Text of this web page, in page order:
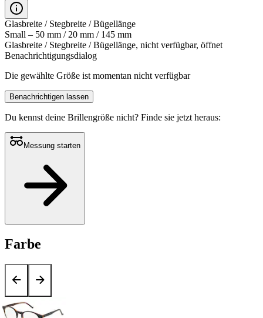
Glasbreite / Stegbreite / Bügellänge
Small – 50 mm / 20 mm / 145 mm
Glasbreite / Stegbreite / Bügellänge, nicht verfügbar, öffnet
Benachrichtigungsdialog
Die gewählte Größe ist momentan nicht verfügbar
Benachrichtigen lassen
Du kennst deine Brillengröße nicht? Finde sie jetzt heraus:
Messung starten
Farbe